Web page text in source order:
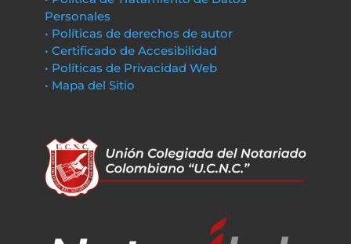
Personales
• Políticas de derechos de autor
• Certificado de Accesibilidad
• Políticas de Privacidad Web
• Mapa del Sitio